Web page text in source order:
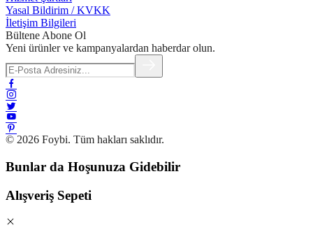
Yasal Bildirim / KVKK
İletişim Bilgileri
Bültene Abone Ol
Yeni ürünler ve kampanyalardan haberdar olun.
© 2026 Foybi. Tüm hakları saklıdır.
Bunlar da Hoşunuza Gidebilir
Alışveriş Sepeti